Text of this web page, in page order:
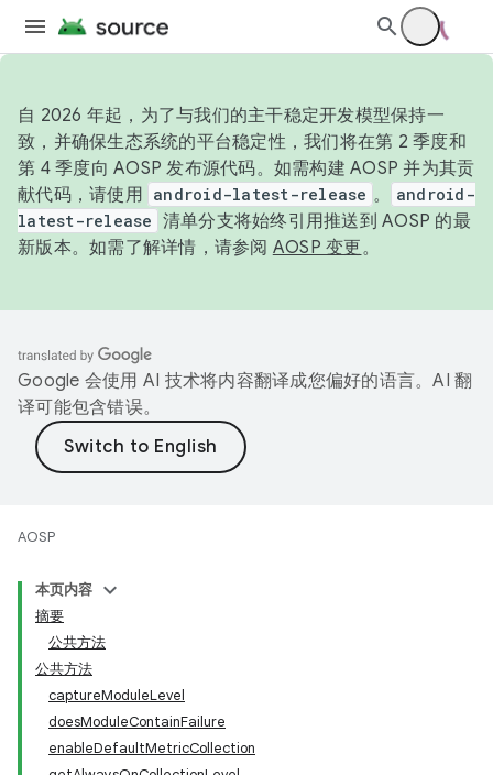
自 2026 年起，为了与我们的主干稳定开发模型保持一
致，并确保生态系统的平台稳定性，我们将在第 2 季度和
第 4 季度向 AOSP 发布源代码。如需构建 AOSP 并为其贡
献代码，请使用 android-latest-release 。
android-
latest-release 清单分支将始终引用推送到 AOSP 的最
新版本。如需了解详情，请参阅 AOSP 变更。
Google 会使用 AI 技术将内容翻译成您偏好的语言。AI 翻
译可能包含错误。
AOSP
本页内容
摘要
公共方法
公共方法
captureModuleLevel
doesModuleContainFailure
enableDefaultMetricCollection